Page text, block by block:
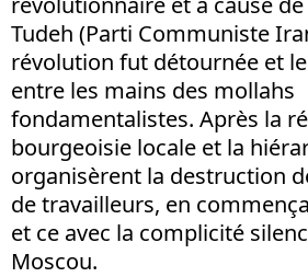
Tudeh (Parti Communiste
révolution fut détournée et
entre les mains des mollahs
fondamentalistes. Après la
bourgeoisie locale et la
organisèrent la destruction
de travailleurs, en
et ce avec la complicité
Moscou.